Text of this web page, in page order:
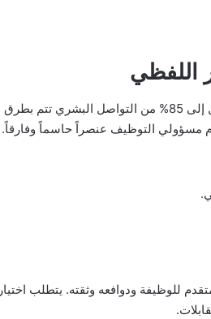
اللفظي
تشير الدراسات المتخصصة في سلوكيات بيئة العمل إلى أن نسبة هائلة تصل إلى 85% من التواصل البشري تتم بطرق
مسؤولي التوظيف عنصراً حاسماً وفارقاً.
للوظيفة ودوافعه وثقته. يتطلب اختيار